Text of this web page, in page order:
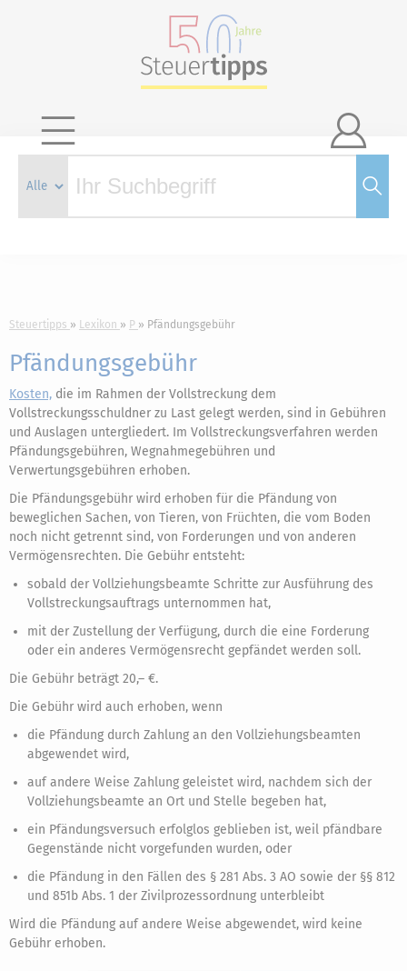

Steuertipps Lexikon P Pfändungsgebühr
Pfändungsgebühr
Kosten, die im Rahmen der Vollstreckung dem
Vollstreckungsschuldner zu Last gelegt werden, sind in Gebühren
und Auslagen untergliedert. Im Vollstreckungsverfahren werden
Pfändungsgebühren, Wegnahmegebühren und
Verwertungsgebühren erhoben.
Die Pfändungsgebühr wird erhoben für die Pfändung von
beweglichen Sachen, von Tieren, von Früchten, die vom Boden
noch nicht getrennt sind, von Forderungen und von anderen
Vermögensrechten. Die Gebühr entsteht:
sobald der Vollziehungsbeamte Schritte zur Ausführung des
Vollstreckungsauftrags unternommen hat,
mit der Zustellung der Verfügung, durch die eine Forderung
oder ein anderes Vermögensrecht gepfändet werden soll.
Die Gebühr beträgt 20,– €.
Die Gebühr wird auch erhoben, wenn
die Pfändung durch Zahlung an den Vollziehungsbeamten
abgewendet wird,
auf andere Weise Zahlung geleistet wird, nachdem sich der
Vollziehungsbeamte an Ort und Stelle begeben hat,
ein Pfändungsversuch erfolglos geblieben ist, weil pfändbare
Gegenstände nicht vorgefunden wurden, oder
die Pfändung in den Fällen des § 281 Abs. 3 AO sowie der §§ 812
und 851b Abs. 1 der Zivilprozessordnung unterbleibt
Wird die Pfändung auf andere Weise abgewendet, wird keine
Gebühr erhoben.